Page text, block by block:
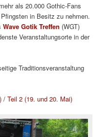
als 20.000 Gothic-Fans
in Besitz zu nehmen.
Wave Gotik Treffen (WGT)
Veranstaltungsorte in der
Traditionsveranstaltung
/Teil 2 (19. und 20. Mai)